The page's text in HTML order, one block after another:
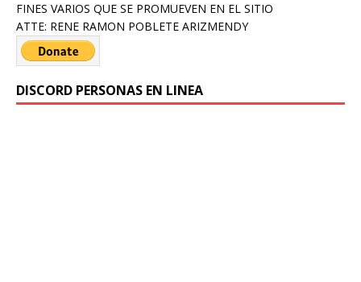
FINES VARIOS QUE SE PROMUEVEN EN EL SITIO
ATTE: RENE RAMON POBLETE ARIZMENDY
DISCORD PERSONAS EN LINEA